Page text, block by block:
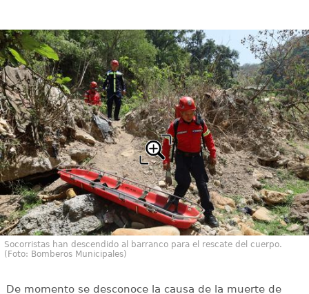
Socorristas han descendido al barranco para el rescate del cuerpo.
(Foto: Bomberos Municipales)
De momento se desconoce la causa de la muerte de